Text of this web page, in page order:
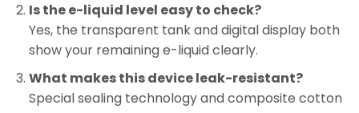
Is the e-liquid level easy to check?
Yes, the transparent tank and digital display both
show your remaining e-liquid clearly.
What makes this device leak-resistant?
Special sealing technology and composite cotton